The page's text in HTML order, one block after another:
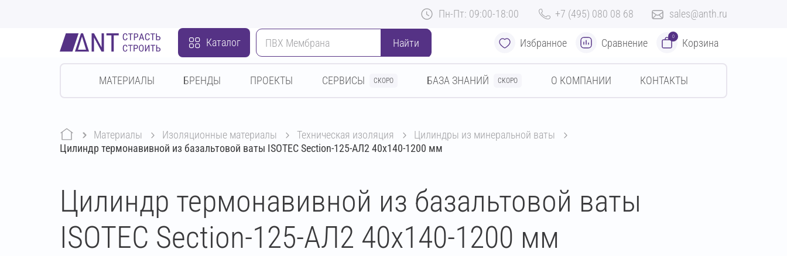
Пн-Пт: 09:00-18:00 +7 (495) 080 08 68 sales@anth.ru
Каталог Найти Избранное Сравнение
0
Корзина
МАТЕРИАЛЫ БРЕНДЫ ПРОЕКТЫ СЕРВИСЫ СКОРО БАЗА ЗНАНИЙ СКОРО О КОМПАНИИ КОНТАКТЫ
Материалы изоляционные материалы техническая изоляция
цилиндры из минеральной ваты
Цилиндр термонавивной из базальтовой ваты ISOTEC Section-125-АЛ2 40х140-1200 мм
Цилиндр термонавивной из базальтовой ваты
ISOTEC Section-125-АЛ2 40х140-1200 мм